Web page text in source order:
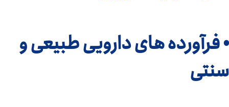
• فرآورده های دارویی طبیعی و
سنتی